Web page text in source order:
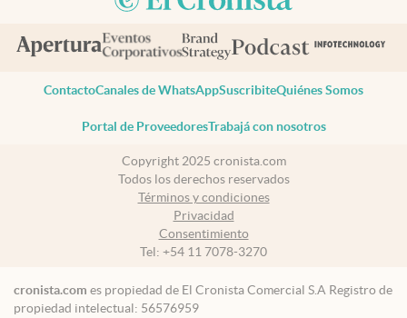
ContactoCanales de WhatsAppSuscribiteQuiénes Somos
Portal de ProveedoresTrabajá con nosotros
Copyright 2025 cronista.com
Todos los derechos reservados
Términos y condiciones
Privacidad
Consentimiento
Tel: +54 11 7078-3270
cronista.com es propiedad de El Cronista Comercial S.A Registro de
propiedad intelectual: 56576959